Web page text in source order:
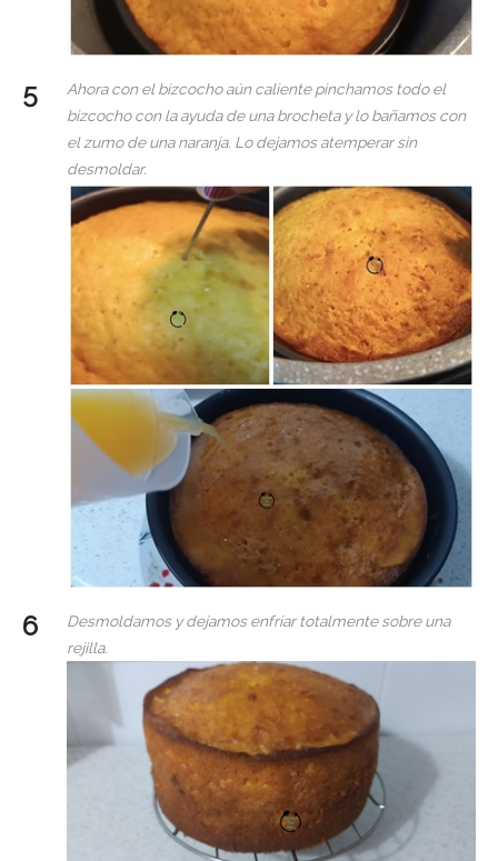
Ahora con el bizcocho aún caliente pinchamos todo el
bizcocho con la ayuda de una brocheta y lo bañamos con
el zumo de una naranja. Lo dejamos atemperar sin
desmoldar.
Desmoldamos y dejamos enfriar totalmente sobre una
rejilla.